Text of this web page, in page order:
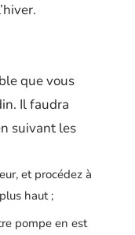
que vous
Il faudra
suivant les
et procédez à
haut ;
pompe en est